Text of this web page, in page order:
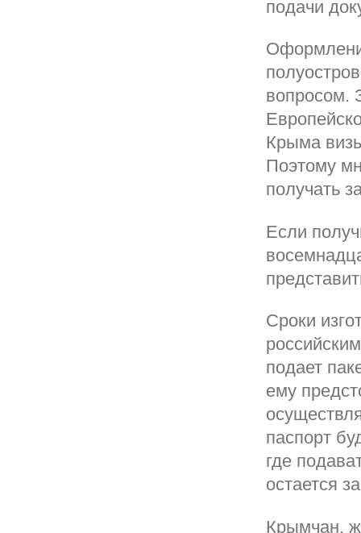
подачи
вопросом.
Крыма
Поэтому
получать
Если
Сроки
подает
ему
паспорт
где
остается
Крымчан,